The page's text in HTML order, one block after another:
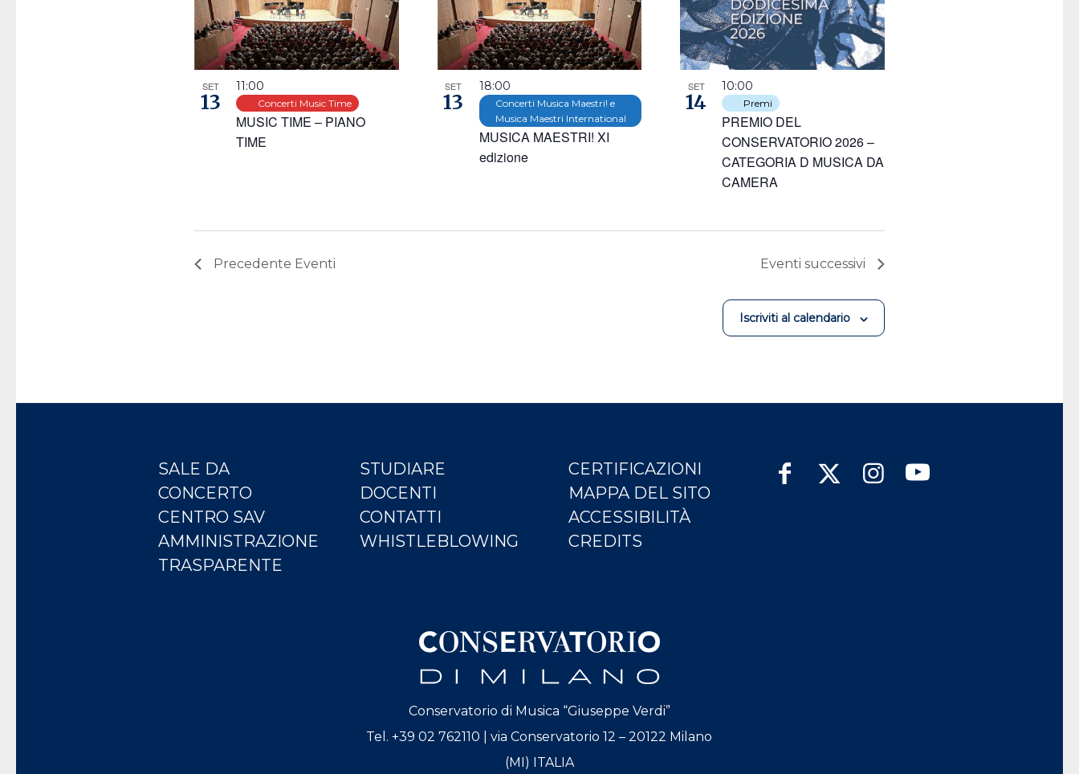
SET
13
MUSIC TIME – PIANO
TIME
11:00
Concerti Music Time
SET
13
MUSICA MAESTRI! XI
edizione
18:00
Concerti Musica Maestri! e
Musica Maestri International
SET
14
PREMIO DEL
CONSERVATORIO 2026 –
CATEGORIA D MUSICA DA
CAMERA
10:00
Premi
Precedente Eventi Eventi successivi
Iscriviti al calendario
SALE DA
CONCERTO
CENTRO SAV
AMMINISTRAZIONE
TRASPARENTE
STUDIARE
DOCENTI
CONTATTI
WHISTLEBLOWING
CERTIFICAZIONI
MAPPA DEL SITO
ACCESSIBILITÀ
CREDITS
Conservatorio di Musica “Giuseppe Verdi”
Tel. +39 02 762110 | via Conservatorio 12 – 20122 Milano
(MI) ITALIA